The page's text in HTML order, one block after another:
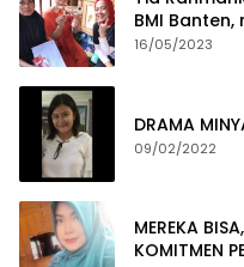
BMI
Pembuatan
16/05/2023
DRAMA
09/02/2022
MEREKA
KOMITMEN